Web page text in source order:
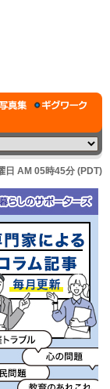
日 AM 05時45分 (PDT)